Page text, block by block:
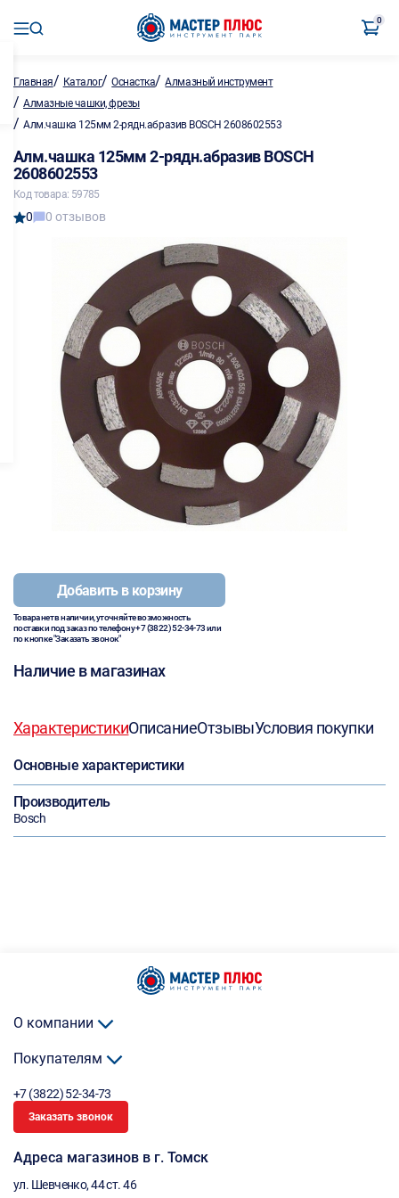
0
Главная/ Каталог/Оснастка/Алмазный инструмент
/ Алмазные чашки, фрезы
/ Алм.чашка 125мм 2-рядн.абразив BOSCH 2608602553
Алм.чашка 125мм 2-рядн.абразив BOSCH
2608602553
Код товара: 59785
0 0 отзывов
Добавить в корзину
Товара нет в наличии, уточняйте возможность
поставки под заказ по телефону+7 (3822) 52-34-73или
по кнопке "Заказать звонок"
Наличие в магазинах
ХарактеристикиОписаниеОтзывыУсловия покупки
Основные характеристики
Производитель
Bosch
О компании
Покупателям
+7 (3822) 52-34-73
Заказать звонок
Адреса магазинов в г. Томск
ул. Шевченко, 44 ст. 46